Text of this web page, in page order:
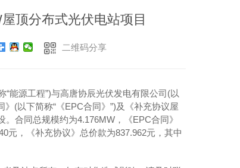
顶分布式光伏电站项目
二维码分享
源工程”)与高唐协辰光伏发电有限公司(以
(以下简称“《EPC合同》”)及《补充协议屋
合同总规模约为4.176MW，《EPC合同》
元，《补充协议》总价款为837.962元，其中